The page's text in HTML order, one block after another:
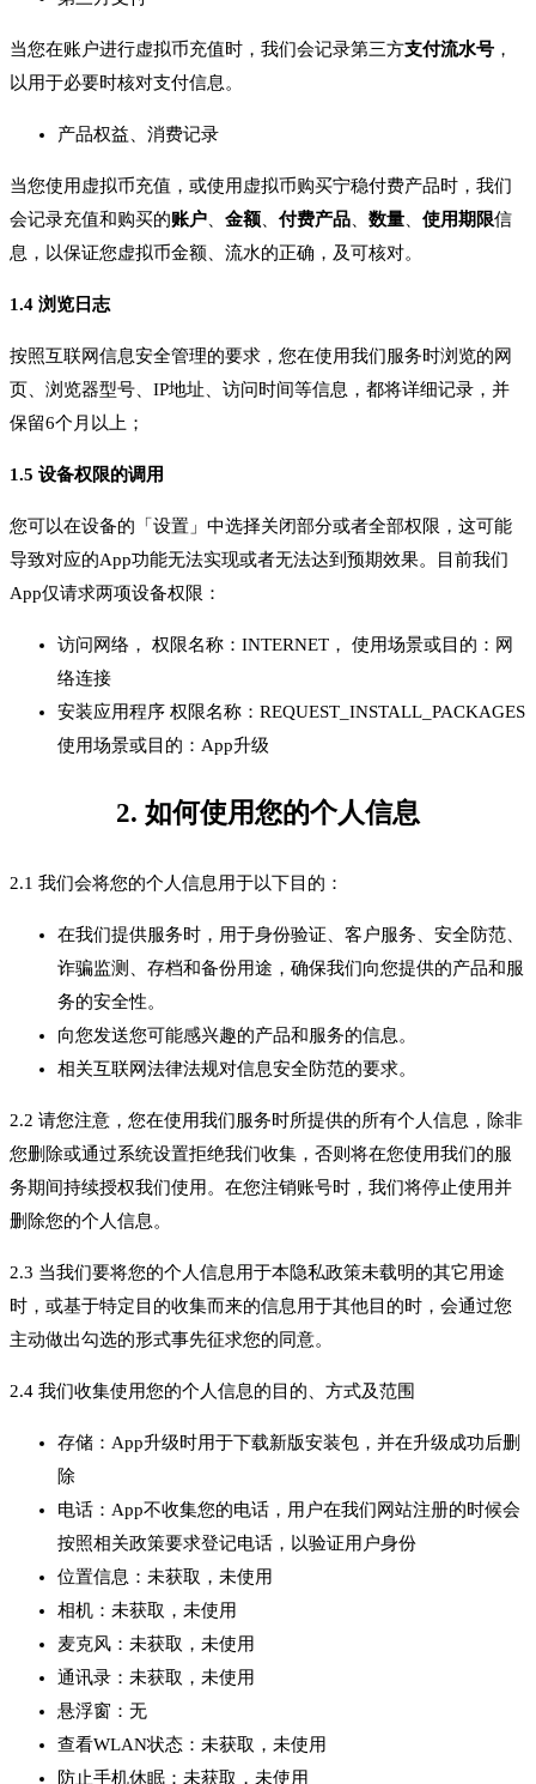
当您在账户进行虚拟币充值时，我们会记录第三方支付流水号 ，
以用于必要时核对支付信息。
产品权益、消费记录
当您使用虚拟币充值，或使用虚拟币购买宁稳付费产品时，我们
会记录充值和购买的账户 金额 付费产品 数量 使用期限信
息，以保证您虚拟币金额、流水的正确，及可核对。
1.4 浏览日志
按照互联网信息安全管理的要求，您在使用我们服务时浏览的网
页、浏览器型号、IP地址、访问时间等信息，都将详细记录，并
保留6个月以上；
1.5 设备权限的调用
您可以在设备的「设置」中选择关闭部分或者全部权限，这可能
导致对应的App功能无法实现或者无法达到预期效果。目前我们
App仅请求两项设备权限：
访问网络， 权限名称：INTERNET， 使用场景或目的：网
络连接
安装应用程序 权限名称：REQUEST_INSTALL_PACKAGES
使用场景或目的：App升级
2. 如何使用您的个人信息
2.1 我们会将您的个人信息用于以下目的：
在我们提供服务时，用于身份验证、客户服务、安全防范、
诈骗监测、存档和备份用途，确保我们向您提供的产品和服
务的安全性。
向您发送您可能感兴趣的产品和服务的信息。
相关互联网法律法规对信息安全防范的要求。
2.2 请您注意，您在使用我们服务时所提供的所有个人信息，除非
您删除或通过系统设置拒绝我们收集，否则将在您使用我们的服
务期间持续授权我们使用。在您注销账号时，我们将停止使用并
删除您的个人信息。
2.3 当我们要将您的个人信息用于本隐私政策未载明的其它用途
时，或基于特定目的收集而来的信息用于其他目的时，会通过您
主动做出勾选的形式事先征求您的同意。
2.4 我们收集使用您的个人信息的目的、方式及范围
存储：App升级时用于下载新版安装包，并在升级成功后删
除
电话：App不收集您的电话，用户在我们网站注册的时候会
按照相关政策要求登记电话，以验证用户身份
位置信息：未获取，未使用
相机：未获取，未使用
麦克风：未获取，未使用
通讯录：未获取，未使用
悬浮窗：无
查看WLAN状态：未获取，未使用
防止手机休眠：未获取，未使用